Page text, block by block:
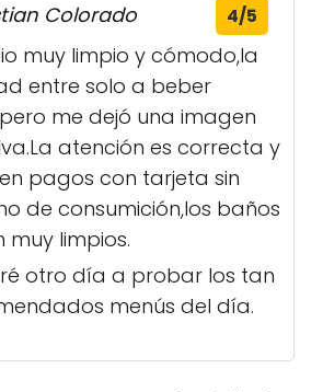
Colorado 4/5
muy limpio y cómodo,la
entre solo a beber
me dejó una imagen
atención es correcta y
pagos con tarjeta sin
de consumición,los baños
muy limpios.
otro día a probar los tan
menús del día.